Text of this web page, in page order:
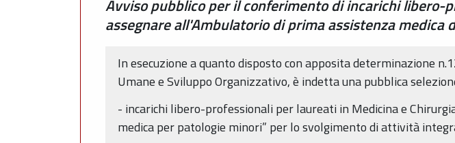
Avviso pubblico per il conferimento di incarichi libero-
assegnare all'Ambulatorio di prima assistenza medica
In esecuzione a quanto disposto con apposita determinazione
Umane e Sviluppo Organizzativo, è indetta una pubblica
- incarichi libero-professionali per laureati in Medicina e
medica per patologie minori” per lo svolgimento di attività